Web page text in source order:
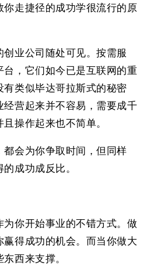
走捷径的成功学很流行的原
业公司随处可见。按需服
，它们如今已是互联网的重
类似毕达哥拉斯式的秘密
经营起来并不容易，需要成千
操作起来也不简单。
会为你争取时间，但同样
成功成反比。
你开始事业的不错方式。做
得成功的机会。而当你做大
西来支撑。